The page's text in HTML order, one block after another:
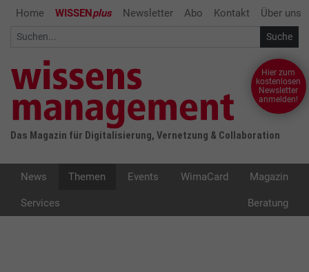
Home WISSENplus Newsletter Abo Kontakt Über uns
Das Magazin für Digitalisierung, Vernetzung & Collaboration
Hier zum
kostenlosen
Newsletter
anmelden!
News Themen Events WimaCard Magazin
Services Beratung